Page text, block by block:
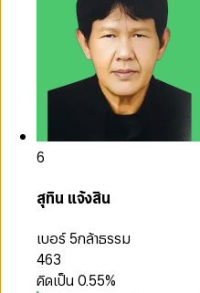
6
สุทิน แจ้งสิน
เบอร์ 5กล้าธรรม
463
คิดเป็น0.55%